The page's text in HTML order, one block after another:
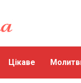
Цікаве